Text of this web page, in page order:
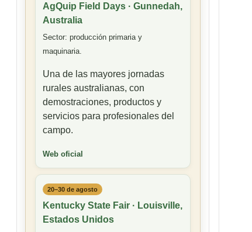
AgQuip Field Days · Gunnedah,
Australia
Sector: producción primaria y
maquinaria.
Una de las mayores jornadas
rurales australianas, con
demostraciones, productos y
servicios para profesionales del
campo.
Web oficial
20–30 de agosto
Kentucky State Fair · Louisville,
Estados Unidos